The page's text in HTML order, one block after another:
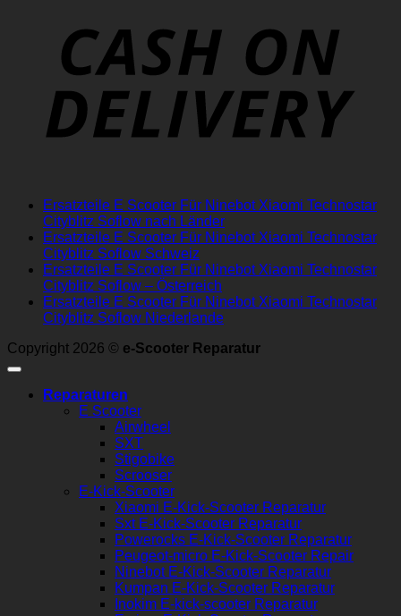
Ersatzteile E Scooter Für Ninebot Xiaomi Technostar
Cityblitz Soflow nach Länder
Ersatzteile E Scooter Für Ninebot Xiaomi Technostar
Cityblitz Soflow Schweiz
Ersatzteile E Scooter Für Ninebot Xiaomi Technostar
Cityblitz Soflow – Österreich
Ersatzteile E Scooter Für Ninebot Xiaomi Technostar
Cityblitz Soflow Niederlande
Copyright 2026 © e-Scooter Reparatur
Reparaturen
E Scooter
Airwheel
SXT
Stigobike
Scrooser
E-Kick-Scooter
Xiaomi E-Kick-Scooter Reparatur
Sxt E-Kick-Scooter Reparatur
Powerocks E-Kick-Scooter Reparatur
Peugeot-micro E-Kick-Scooter Repair
Ninebot E-Kick-Scooter Reparatur
Kumpan E-Kick-Scooter Reparatur
Inokim E-kick-scooter Reparatur